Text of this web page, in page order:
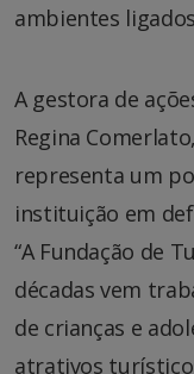
ambientes
A gestora de
Regina
representa um
instituição em
“A Fundação de
décadas vem
de crianças e
atrativos